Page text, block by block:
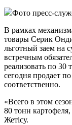
Фото пресс-
В рамках
товары Серик
льготный заем на
встречным
реализовать по 30
сегодня продает
соответственно.
«Всего в этом
80 тонн
Жетісу.